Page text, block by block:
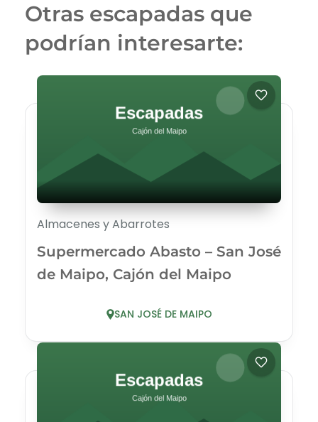
Otras escapadas que
podrían interesarte:
Almacenes y Abarrotes
Supermercado Abasto – San José
de Maipo, Cajón del Maipo
SAN JOSÉ DE MAIPO